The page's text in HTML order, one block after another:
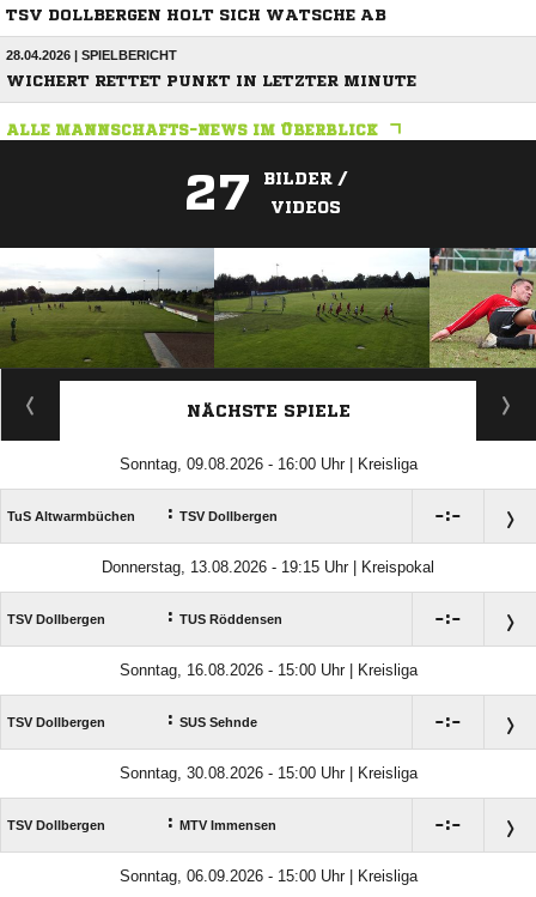
TSV DOLLBERGEN HOLT SICH WATSCHE AB
28.04.2026 | SPIELBERICHT
WICHERT RETTET PUNKT IN LETZTER MINUTE
ALLE MANNSCHAFTS-NEWS IM ÜBERBLICK
27
BILDER /
VIDEOS
ANZEIGE
NÄCHSTE SPIELE
Sonntag, 09.08.2026 - 16:00 Uhr | Kreisliga
TuS Altwarmbüchen : TSV Dollbergen :
Donnerstag, 13.08.2026 - 19:15 Uhr | Kreispokal
TSV Dollbergen : TUS Röddensen :
Sonntag, 16.08.2026 - 15:00 Uhr | Kreisliga
TSV Dollbergen : SUS Sehnde :
Sonntag, 30.08.2026 - 15:00 Uhr | Kreisliga
TSV Dollbergen : MTV Immensen :
Sonntag, 06.09.2026 - 15:00 Uhr | Kreisliga